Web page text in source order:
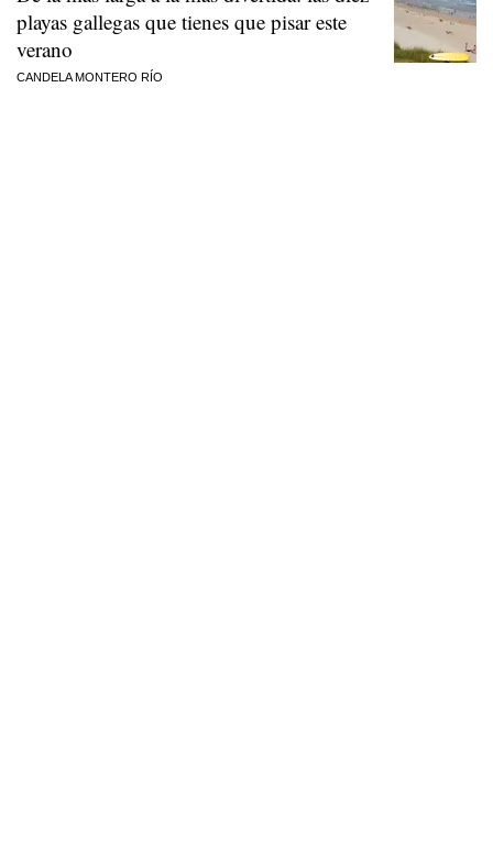
playas gallegas que tienes que pisar este
verano
CANDELA MONTERO RÍO